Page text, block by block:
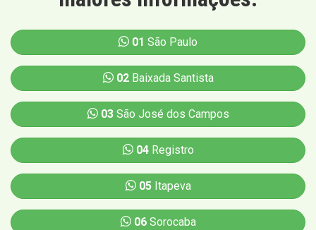
01 São Paulo
02Baixada Santista
03São José dos Campos
04Registro
05Itapeva
06Sorocaba